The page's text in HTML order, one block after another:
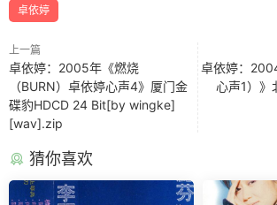
卓依婷
上一篇
卓依婷：2005年《燃烧
（BURN）卓依婷心声4》厦门金
碟豹HDCD 24 Bit[by wingke]
[wav].zip
卓依婷：
心声1）》
猜你喜欢